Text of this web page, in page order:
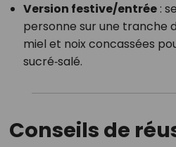
Version festive/entrée:
personne sur une tranche
miel et noix concassées
sucré‑salé.
Conseils de